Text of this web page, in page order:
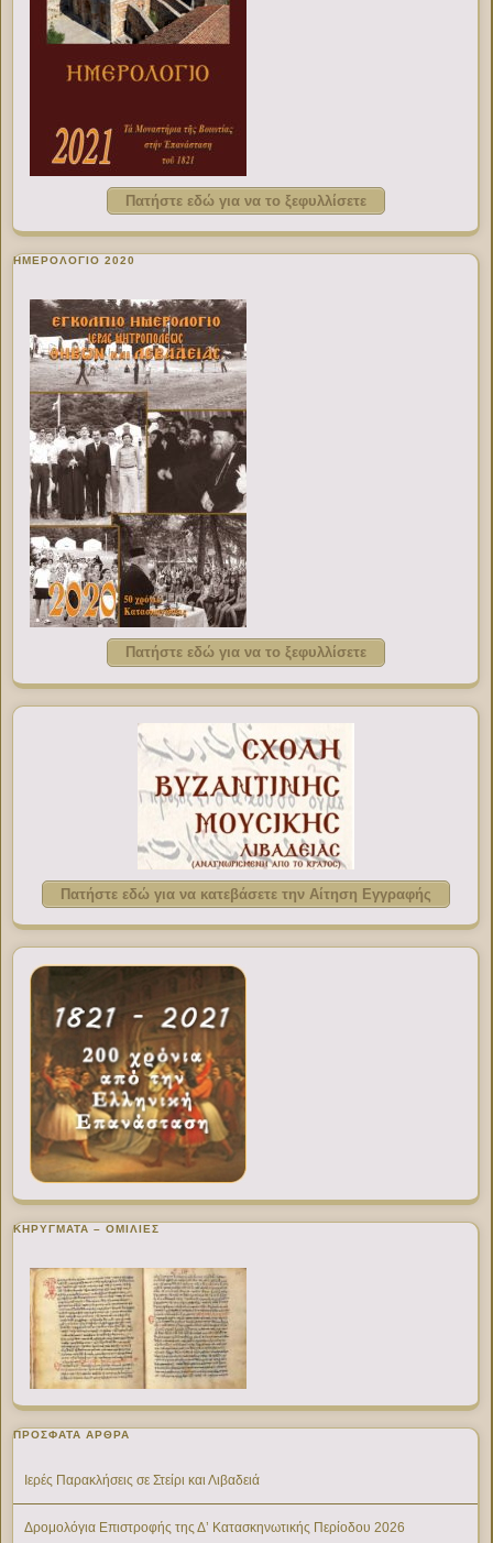
Πατήστε εδώ για να το ξεφυλλίσετε
ΗΜΕΡΟΛΟΓΙΟ 2020
Πατήστε εδώ για να το ξεφυλλίσετε
Πατήστε εδώ για να κατεβάσετε την Αίτηση Εγγραφής
ΚΗΡΥΓΜΑΤΑ – ΟΜΙΛΙΕΣ
ΠΡΌΣΦΑΤΑ ΆΡΘΡΑ
Ιερές Παρακλήσεις σε Στείρι και Λιβαδειά
Δρομολόγια Επιστροφής της Δ’ Κατασκηνωτικής Περίοδου 2026